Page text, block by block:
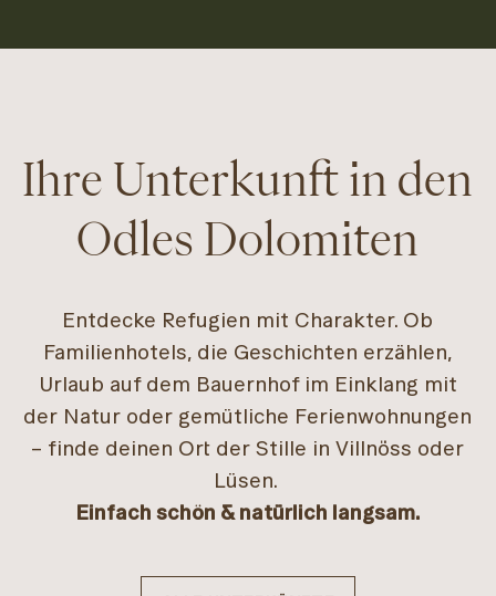
Ihre Unterkunft in den
Odles Dolomiten
Entdecke Refugien mit Charakter. Ob
Familienhotels, die Geschichten erzählen,
Urlaub auf dem Bauernhof im Einklang mit
der Natur oder gemütliche Ferienwohnungen
– finde deinen Ort der Stille in Villnöss oder
Lüsen.
Einfach schön & natürlich langsam.